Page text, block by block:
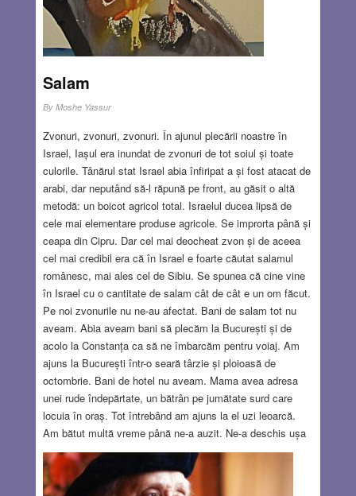
Salam
By Moshe Yassur
Zvonuri, zvonuri, zvonuri. În ajunul plecării noastre în
Israel, Iașul era inundat de zvonuri de tot soiul și toate
culorile. Tânărul stat Israel abia înfiripat a și fost atacat de
arabi, dar neputând să-l răpună pe front, au găsit o altă
metodă: un boicot agricol total. Israelul ducea lipsă de
cele mai elementare produse agricole. Se improrta până și
ceapa din Cipru. Dar cel mai deocheat zvon și de aceea
cel mai credibil era că în Israel e foarte căutat salamul
românesc, mai ales cel de Sibiu. Se spunea că cine vine
în Israel cu o cantitate de salam cât de cât e un om făcut.
Pe noi zvonurile nu ne-au afectat. Bani de salam tot nu
aveam. Abia aveam bani să plecăm la București și de
acolo la Constanța ca să ne îmbarcăm pentru voiaj. Am
ajuns la București într-o seară târzie și ploioasă de
octombrie. Bani de hotel nu aveam. Mama avea adresa
unei rude îndepărtate, un bătrân pe jumătate surd care
locuia în oraș. Tot întrebând am ajuns la el uzi leoarcă.
Am bătut multă vreme până ne-a auzit. Ne-a deschis ușa
speriat. Mama i-a explicat cine suntem și că suntem în
drum spre Țara Sfântă. Pe bătrân nu l-a lăsat inima să ne
lase pe stradă. S-a înduplecat și ne-a oferit ospitalitate.